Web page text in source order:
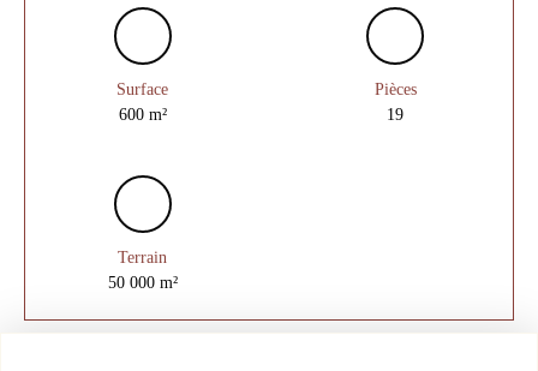
Surface
600 m²
Pièces
19
Terrain
50 000 m²